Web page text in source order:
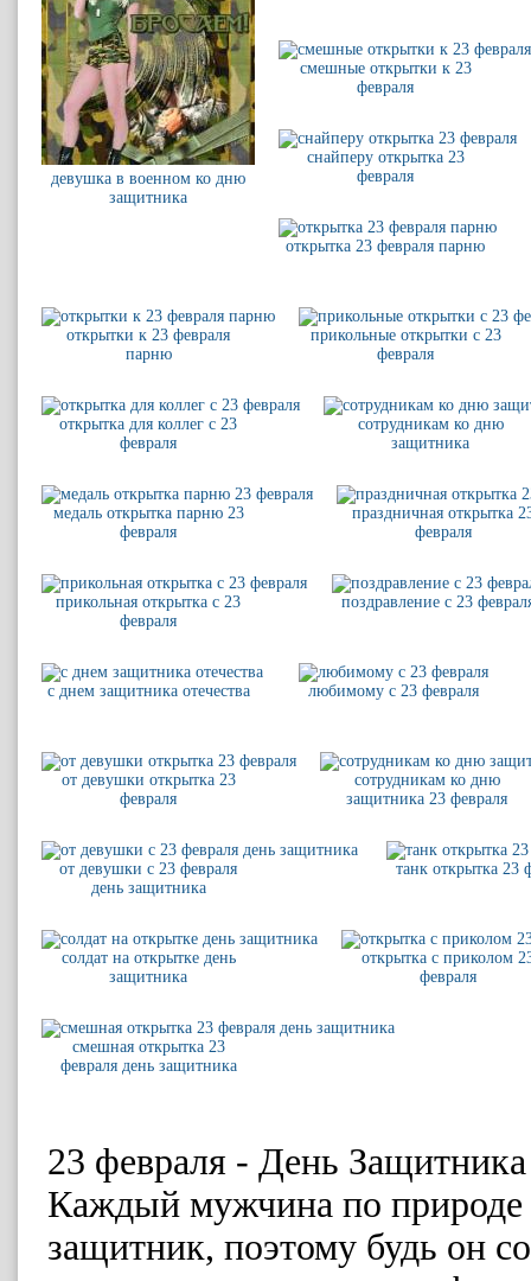
девушка в военном ко дню
защитника
смешные открытки к 23
февраля
снайперу открытка 23
февраля
открытка 23 февраля парню
открытки к 23 февраля
парню
прикольные открытки с 23
февраля
открытка для коллег с 23
февраля
сотрудникам ко дню
защитника
медаль открытка парню 23
февраля
праздничная открытка
февраля
прикольная открытка с 23
февраля
поздравление с 23
с днем защитника отечества любимому с 23 февраля
от девушки открытка 23
февраля
сотрудникам ко дню
защитника 23 февраля
от девушки с 23 февраля
день защитника
танк открытка 23
солдат на открытке день
защитника
открытка с приколом
февраля
смешная открытка 23
февраля день защитника
23 февраля - День Защитника
Каждый мужчина по природе
защитник, поэтому будь он